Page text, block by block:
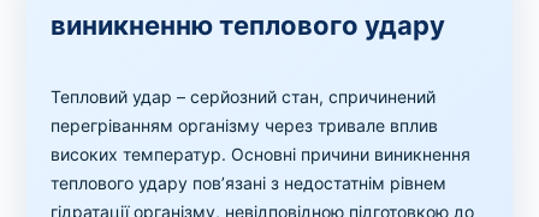
виникненню теплового удару
Тепловий удар – серйозний стан, спричинений
перегріванням організму через тривале вплив
високих температур. Основні причини виникнення
теплового удару пов’язані з недостатнім рівнем
гідратації організму, невідповідною підготовкою до